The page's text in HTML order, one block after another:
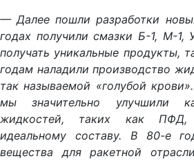
— Далее пошли разработки
годах получили смазки Б-1, М-1,
получать уникальные продукты,
годам наладили производство
так называемой «голубой
мы значительно улучшили
жидкостей, таких как ПФД,
идеальному составу. В 80-е
вещества для ракетной